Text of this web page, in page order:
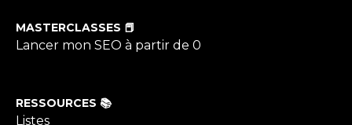
MASTERCLASSES 📕
Lancer mon SEO à partir de 0
RESSOURCES 📚
Listes